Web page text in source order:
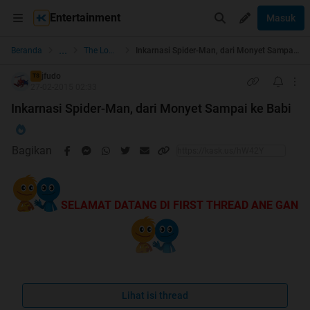
Entertainment Masuk
Beranda ... The Lounge
TS jfudo
Inkarnasi Spider-Man, dari Monyet Sampai ke Babi
Bagikan
SELAMAT DATANG DI FIRST THREAD ANE GAN
Lihat isi thread